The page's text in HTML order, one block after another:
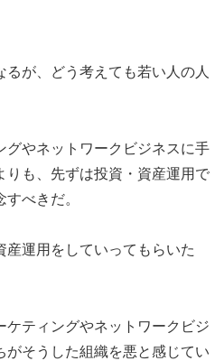
が、どう考えても若い人の人
グやネットワークビジネスに手
りも、先ずは投資・資産運用で
べきだ。
産運用をしていってもらいた
ケティングやネットワークビジ
がそうした組織を悪と感じてい